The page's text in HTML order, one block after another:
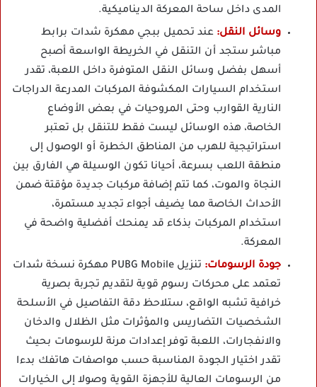
المدى داخل ساحة المعركة الديناميكية.
وسائل النقل: عند تحميل ببجي مهكرة شدات برابط
مباشر ستجد أن التنقل في الخريطة الواسعة أصبح
أسهل بفضل وسائل النقل المتوفرة داخل اللعبة، تقدر
استخدام السيارات المكشوفة المركبات المدرعة الدراجات
النارية القوارب وحتى المروحيات في بعض الأوضاع
الخاصة، هذه الوسائل ليست فقط للتنقل بل تعتبر
استراتيجية للهرب من المناطق الخطرة أو الوصول إلى
منطقة اللعب بسرعة، أحيانا تكون الوسيلة هي الفارق بين
النجاة والموت، كما تتم إضافة مركبات جديدة مؤقتة ضمن
الأحداث الخاصة مما يضيف أجواء تجديد مستمرة،
استخدام المركبات بذكاء قد يمنحك أفضلية واضحة في
المعركة.
جودة الرسومات:
تنزيل PUBG Mobile مهكرة نسخة شدات
تعتمد على محركات رسوم قوية لتقديم تجربة بصرية
خرافية تشبه الواقع، ستلاحظ دقة التفاصيل في الأسلحة
الشخصيات التضاريس والمؤثرات مثل الظلال والدخان
والانفجارات، اللعبة توفر إعدادات مرنة للرسومات بحيث
تقدر اختيار الجودة المناسبة حسب مواصفات هاتفك بدءا
من الرسومات العالية للأجهزة القوية وصولا إلى الخيارات